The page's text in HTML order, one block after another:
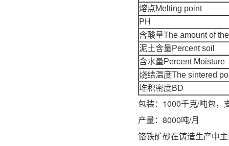
熔点Melting point
PH
含酸量The amount of
泥土含量Percent soil
含水量Percent Moisture
烧结温度The sintered
堆积密度BD
包装：1000千克/吨包，
产量：8000吨/月
铬铁矿砂在铸